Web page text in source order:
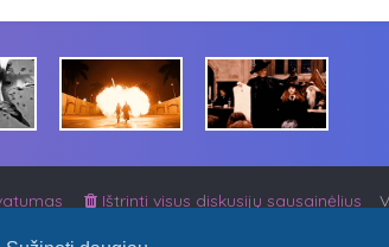
Ištrinti visus diskusijų sausainėlius